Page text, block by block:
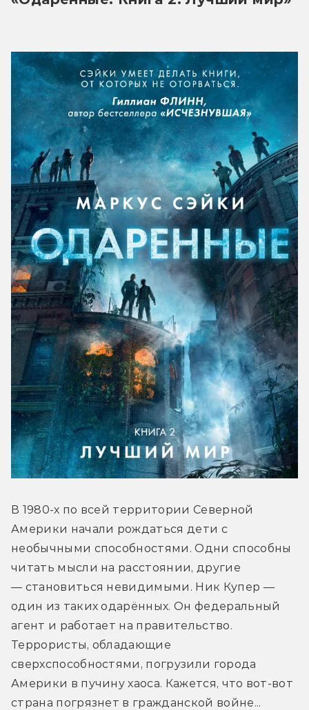
В 1980-х по всей территории Северной
Америки начали рождаться дети с
необычными способностями. Одни способны
читать мысли на расстоянии, другие
— становиться невидимыми. Ник Купер —
один из таких одарённых. Он федеральный
агент и работает на правительство.
Террористы, обладающие
сверхспособностями, погрузили города
Америки в пучину хаоса. Кажется, что вот-вот
страна погрязнет в гражданской войне...